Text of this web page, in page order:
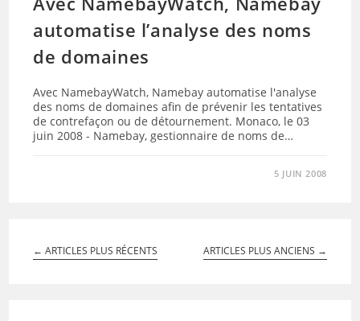
automatise l’analyse des noms
de domaines
Avec NamebayWatch, Namebay automatise l'analyse
des noms de domaines afin de prévenir les tentatives
de contrefaçon ou de détournement. Monaco, le 03
juin 2008 - Namebay, gestionnaire de noms de…
5 JUIN 2008
← ARTICLES PLUS RÉCENTS ARTICLES PLUS ANCIENS →